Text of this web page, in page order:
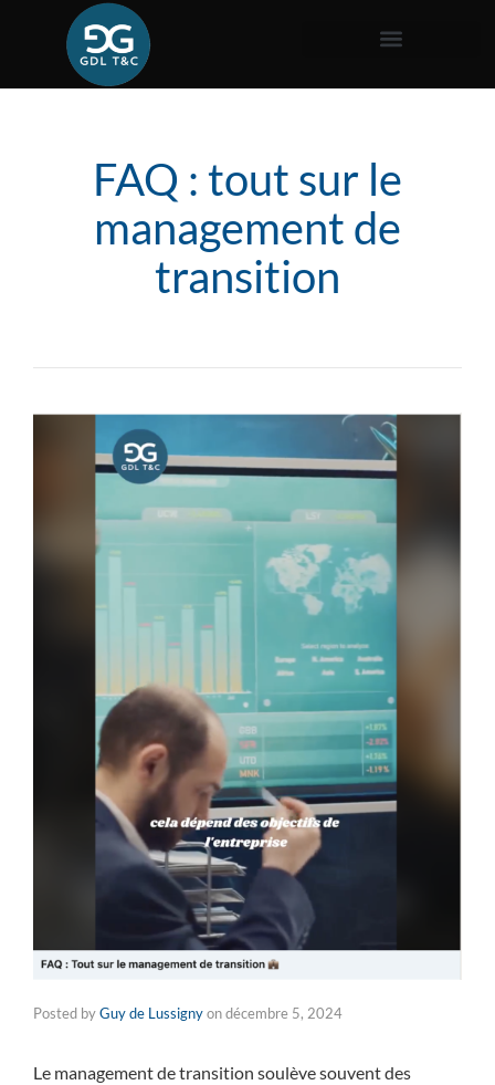
FAQ : tout sur le
management de
transition
Posted byGuy de Lussignyondécembre 5, 2024
Le management de transition soulève souvent des